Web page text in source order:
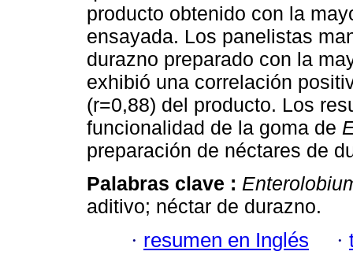
producto obtenido con la
ensayada. Los panelistas
durazno preparado con la
exhibió una correlación
(r=0,88) del producto. Los
funcionalidad de la goma de
preparación de néctares de
Palabras clave :
aditivo; néctar de durazno.
· resumen en Inglés ·